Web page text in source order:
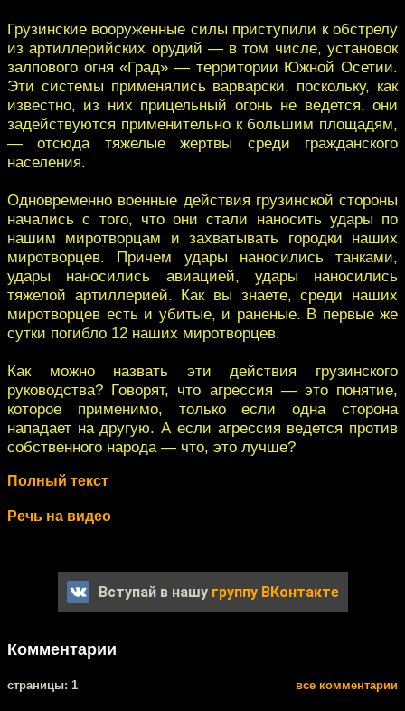
Грузинские вооруженные силы приступили к обстрелу
из артиллерийских орудий — в том числе, установок
залпового огня «Град» — территории Южной Осетии.
Эти системы применялись варварски, поскольку, как
известно, из них прицельный огонь не ведется, они
задействуются применительно к большим площадям,
— отсюда тяжелые жертвы среди гражданского
населения.
Одновременно военные действия грузинской стороны
начались с того, что они стали наносить удары по
нашим миротворцам и захватывать городки наших
миротворцев. Причем удары наносились танками,
удары наносились авиацией, удары наносились
тяжелой артиллерией. Как вы знаете, среди наших
миротворцев есть и убитые, и раненые. В первые же
сутки погибло 12 наших миротворцев.
Как можно назвать эти действия грузинского
руководства? Говорят, что агрессия — это понятие,
которое применимо, только если одна сторона
нападает на другую. А если агрессия ведется против
собственного народа — что, это лучше?
Полный текст
Речь на видео
Вступай в нашу группу ВКонтакте
Комментарии
cтраницы: 1 все комментарии